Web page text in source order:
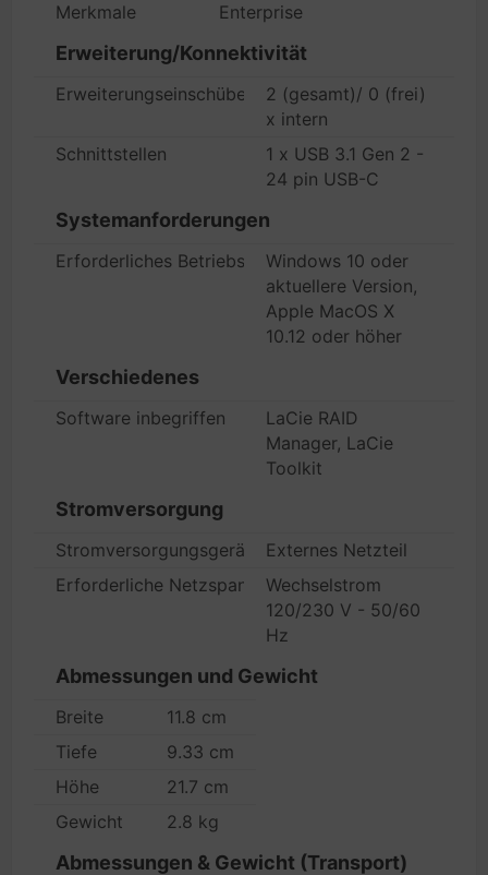
Merkmale
Enterprise
Erweiterung/Konnektivität
Erweiterungseinschübe
2 (gesamt)/ 0 (frei)
x intern
Schnittstellen
1 x USB 3.1 Gen 2 -
24 pin USB-C
Systemanforderungen
Erforderliches BetriebssystemWindows 10 oder
aktuellere Version,
Apple MacOS X
10.12 oder höher
Verschiedenes
Software inbegriffen
LaCie RAID
Manager, LaCie
Toolkit
Stromversorgung
Stromversorgungsgerät
Externes Netzteil
Erforderliche NetzspannungWechselstrom
120/230 V - 50/60
Hz
Abmessungen und Gewicht
Breite
11.8 cm
Tiefe
9.33 cm
Höhe
21.7 cm
Gewicht
2.8 kg
Abmessungen & Gewicht (Transport)